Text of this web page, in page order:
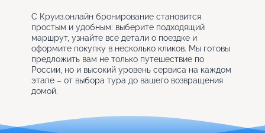
С Круиз.онлайн бронирование становится
простым и удобным: выберите подходящий
маршрут, узнайте все детали о поездке и
оформите покупку в несколько кликов. Мы готовы
предложить вам не только путешествие по
России, но и высокий уровень сервиса на каждом
этапе – от выбора тура до вашего возвращения
домой.